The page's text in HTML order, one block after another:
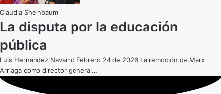
Claudia Sheinbaum
La disputa por la educación
pública
Luis Hernández Navarro Febrero 24 de 2026 La remoción de Marx
Arriaga como director general…